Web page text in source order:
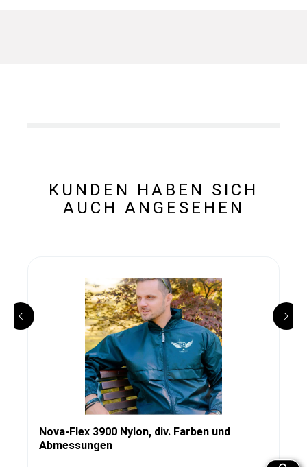
KUNDEN HABEN SICH
AUCH ANGESEHEN
Nova-Flex 3900 Nylon, div. Farben und
Abmessungen